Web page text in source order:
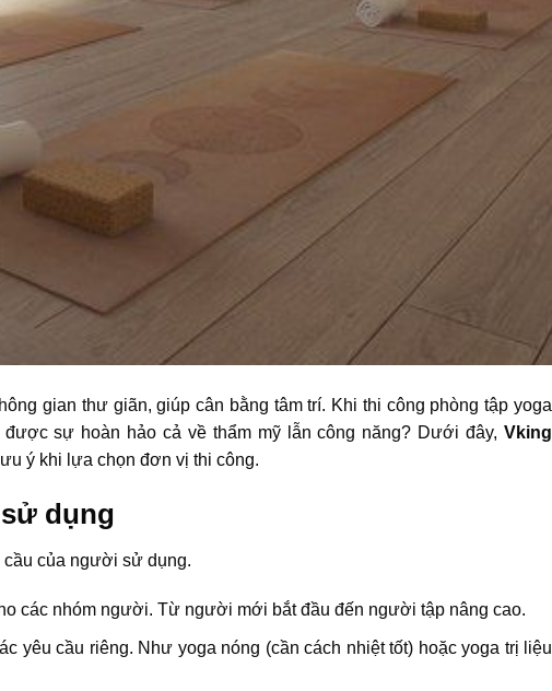
gian thư giãn, giúp cân bằng tâm trí. Khi thi công phòng tập yoga
sự hoàn hảo cả về thẩm mỹ lẫn công năng? Dưới đây, Vking
ý khi lựa chọn đơn vị thi công.
dụng
của người sử dụng.
các nhóm người. Từ người mới bắt đầu đến người tập nâng cao.
yêu cầu riêng. Như yoga nóng (cần cách nhiệt tốt) hoặc yoga trị liệu